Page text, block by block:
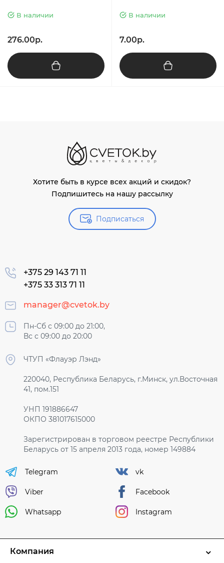
В наличии
276.00р.
В наличии
7.00р.
Хотите быть в курсе всех акций и скидок?
Подпишитесь на нашу рассылку
Подписаться
+375 29 143 71 11
+375 33 313 71 11
manager@cvetok.by
Пн-Сб с 09:00 до 21:00,
Вс с 09:00 до 20:00
ЧТУП «Флауэр Лэнд»
220040, Республика Беларусь, г.Минск, ул.Восточная
41, пом.151
УНП 191886647
ОКПО 381017615000
Зарегистрирован в торговом реестре Республики
Беларусь от 15 апреля 2013 года, номер 149884
Telegram
Viber
Whatsapp
vk
Facebook
Instagram
Компания